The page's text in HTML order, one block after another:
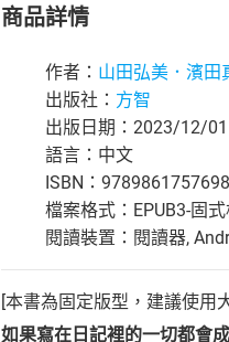
商品詳情
作者： 山田弘美．濱田
出版社： 方智
出版日期：2023/12/01
語言：中文
ISBN：9789861757698
檔案格式：EPUB3-固
閱讀裝置：閱讀器,
[本書為固定版型，建議使用
如果寫在日記裡的一切都會成